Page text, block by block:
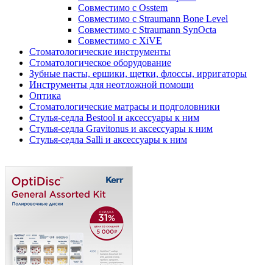
Совместимо с Osstem
Совместимо с Straumann Bone Level
Совместимо с Straumann SynOcta
Совместимо с XiVE
Стоматологические инструменты
Стоматологическое оборудование
Зубные пасты, ершики, щетки, флоссы, ирригаторы
Инструменты для неотложной помощи
Оптика
Стоматологические матрасы и подголовники
Стулья-седла Bestool и аксессуары к ним
Стулья-седла Gravitonus и аксессуары к ним
Стулья-седла Salli и аксессуары к ним